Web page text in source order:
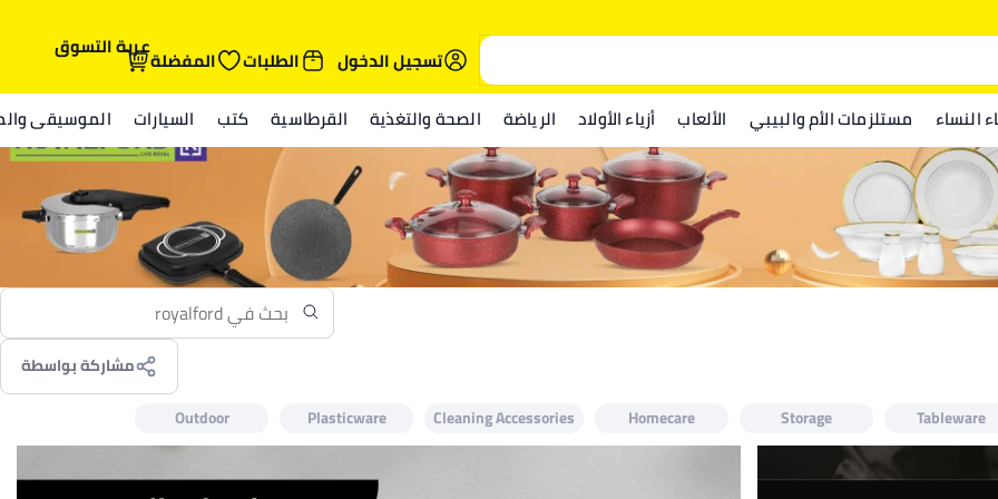
تسجيل الدخول
الطلبات المفضلةعربة التسوق
النساء مستلزمات الأم والبيبي الألعاب أزياء الأولاد الرياضة الصحة والتغذية القرطاسية كتب السيارات الموسيقى
مشاركة بواسطة
Tableware
Storage
Homecare
Cleaning Accessories
Plasticware
Outdoor